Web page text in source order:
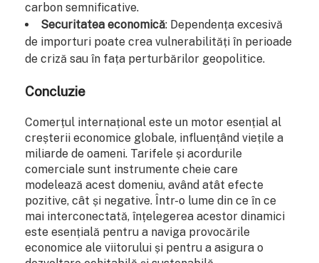
carbon semnificative.
Securitatea economică: Dependența excesivă
de importuri poate crea vulnerabilități în perioade
de criză sau în fața perturbărilor geopolitice.
Concluzie
Comerțul internațional este un motor esențial al
creșterii economice globale, influențând viețile a
miliarde de oameni. Tarifele și acordurile
comerciale sunt instrumente cheie care
modelează acest domeniu, având atât efecte
pozitive, cât și negative. Într-o lume din ce în ce
mai interconectată, înțelegerea acestor dinamici
este esențială pentru a naviga provocările
economice ale viitorului și pentru a asigura o